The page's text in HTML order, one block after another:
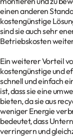
einen anderen
kostengünstige
sind sie auch sehr
Betriebskosten
Ein weiterer Vorteil
kostengünstige und
schnell und einfach
ist, dass sie eine
bieten, da sie aus
weniger Energie
bedeutet, dass
verringern und